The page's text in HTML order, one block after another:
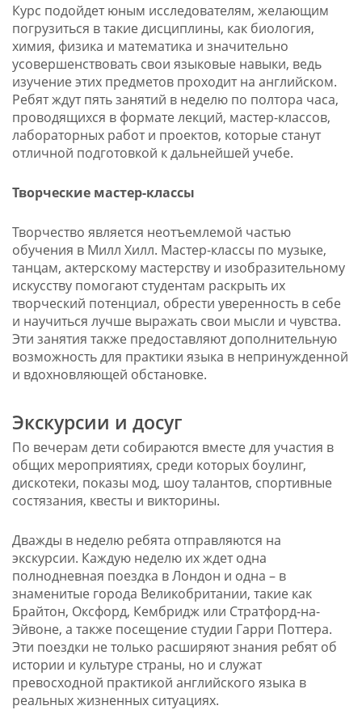
Курс подойдет юным исследователям, желающим
погрузиться в такие дисциплины, как биология,
химия, физика и математика и значительно
усовершенствовать свои языковые навыки, ведь
изучение этих предметов проходит на английском.
Ребят ждут пять занятий в неделю по полтора часа,
проводящихся в формате лекций, мастер-классов,
лабораторных работ и проектов, которые станут
отличной подготовкой к дальнейшей учебе.
Творческие мастер-классы
Творчество является неотъемлемой частью
обучения в Милл Хилл. Мастер-классы по музыке,
танцам, актерскому мастерству и изобразительному
искусству помогают студентам раскрыть их
творческий потенциал, обрести уверенность в себе
и научиться лучше выражать свои мысли и чувства.
Эти занятия также предоставляют дополнительную
возможность для практики языка в непринужденной
и вдохновляющей обстановке.
Экскурсии и досуг
По вечерам дети собираются вместе для участия в
общих мероприятиях, среди которых боулинг,
дискотеки, показы мод, шоу талантов, спортивные
состязания, квесты и викторины.
Дважды в неделю ребята отправляются на
экскурсии. Каждую неделю их ждет одна
полнодневная поездка в Лондон и одна – в
знаменитые города Великобритании, такие как
Брайтон, Оксфорд, Кембридж или Стратфорд-на-
Эйвоне, а также посещение студии Гарри Поттера.
Эти поездки не только расширяют знания ребят об
истории и культуре страны, но и служат
превосходной практикой английского языка в
реальных жизненных ситуациях.